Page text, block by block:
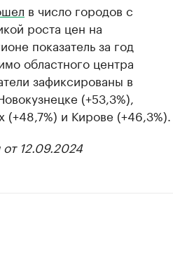
в число городов с
роста цен на
показатель за год
областного центра
зафиксированы в
(+53,3%),
и Кирове (+46,3%).
12.09.2024